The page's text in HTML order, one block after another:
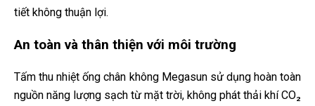
tiết không thuận lợi.
An toàn và thân thiện với môi trường
Tấm thu nhiệt ống chân không Megasun sử dụng hoàn toàn
nguồn năng lượng sạch từ mặt trời, không phát thải khí CO₂